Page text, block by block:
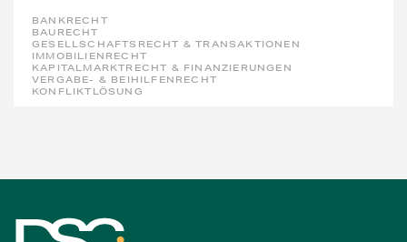
BANKRECHT
BAURECHT
GESELLSCHAFTSRECHT & TRANSAKTIONEN
IMMOBILIENRECHT
KAPITALMARKTRECHT & FINANZIERUNGEN
VERGABE- & BEIHILFENRECHT
KONFLIKTLÖSUNG